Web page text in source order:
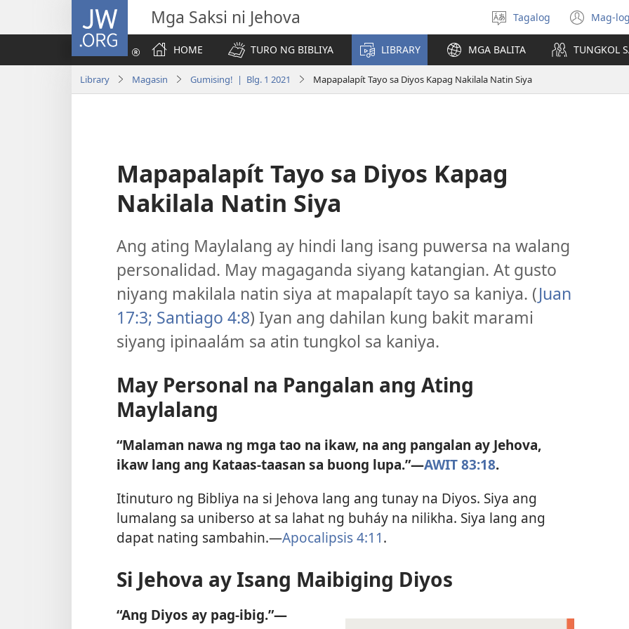
JW.ORG Mga Saksi ni Jehova
Pumili
ng
wika
Tagalog Mag-(may
na
HOME
TURO NG BIBLIYA LIBRARY MGA BALITA TUNGKOL
Library Magasin Gumising! | Blg. 1 2021 Mapapalapít Tayo sa Diyos Kapag Nakilala Natin Siya
Mapapalapít Tayo sa Diyos Kapag
Nakilala Natin Siya
Ang ating Maylalang ay hindi lang isang puwersa na walang
personalidad. May magaganda siyang katangian. At gusto
niyang makilala natin siya at mapalapít tayo sa kaniya. (Juan
17:3; Santiago 4:8) Iyan ang dahilan kung bakit marami
siyang ipinaalám sa atin tungkol sa kaniya.
May Personal na Pangalan ang Ating
Maylalang
“Malaman nawa ng mga tao na ikaw, na ang pangalan ay Jehova,
ikaw lang ang Kataas-taasan sa buong lupa.”​—AWIT 83:18.
Itinuturo ng Bibliya na si Jehova lang ang tunay na Diyos. Siya ang
lumalang sa uniberso at sa lahat ng buháy na nilikha. Siya lang ang
dapat nating sambahin.​—Apocalipsis 4:11.
Si Jehova ay Isang Maibiging Diyos
“Ang Diyos ay pag-ibig.”​—